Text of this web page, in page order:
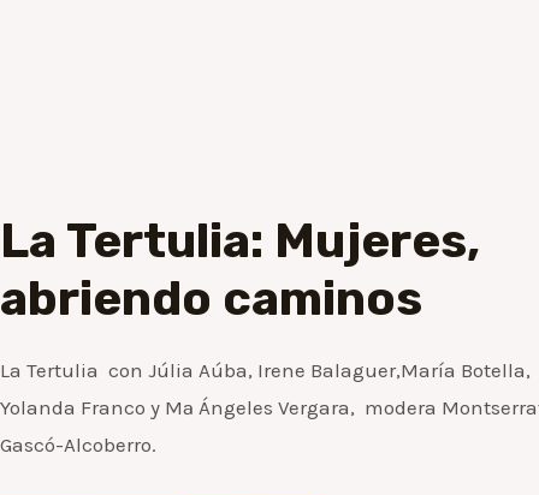
La Tertulia: Mujeres,
abriendo caminos
La Tertulia con Júlia Aúba, Irene Balaguer,María Botella,
Yolanda Franco y Mª Ángeles Vergara, modera
Gascó-Alcoberro.